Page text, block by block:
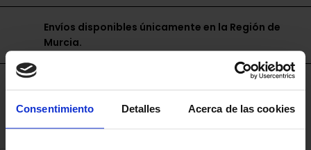
Consentimiento Detalles Acerca de las cookies
Envíos disponibles únicamente en la Región de
Murcia.
+ info